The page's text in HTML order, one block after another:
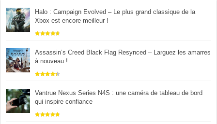
Halo : Campaign Evolved – Le plus grand classique de la
Xbox est encore meilleur !
Assassin’s Creed Black Flag Resynced – Larguez les amarres
à nouveau !
Vantrue Nexus Series N4S : une caméra de tableau de bord
qui inspire confiance